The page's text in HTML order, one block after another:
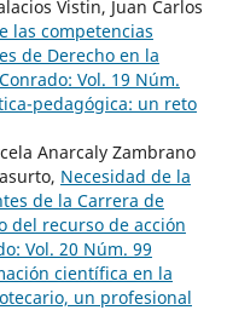
Vistin, Juan Carlos
las competencias
de Derecho en la
Vol. 19 Núm.
pedagógica: un reto
Anarcaly Zambrano
Necesidad de la
de la Carrera de
del recurso de acción
Vol. 20 Núm. 99
científica en la
un profesional